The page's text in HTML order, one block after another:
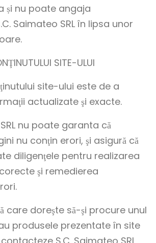
și nu poate angaja
Saimateo SRL în lipsa unor
SITE-ULUI
site-ului este de a
actualizate şi exacte.
nu poate garanta că
nu conţin erori, şi asigură că
diligenţele pentru realizarea
şi remedierea
care doreşte să-şi procure unul
produsele prezentate în site